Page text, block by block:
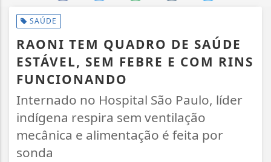
SAÚDE
RAONI TEM QUADRO DE SAÚDE
ESTÁVEL, SEM FEBRE E COM RINS
FUNCIONANDO
Internado no Hospital São Paulo, líder
indígena respira sem ventilação
mecânica e alimentação é feita por
sonda